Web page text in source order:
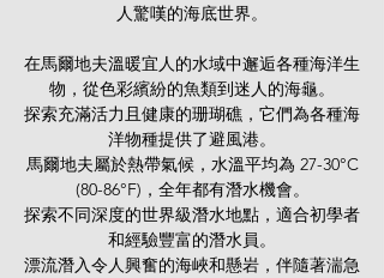
人驚嘆的海底世界。
在馬爾地夫溫暖宜人的水域中邂逅各種海洋生
物，從色彩繽紛的魚類到迷人的海龜。
探索充滿活力且健康的珊瑚礁，它們為各種海
洋物種提供了避風港。
馬爾地夫屬於熱帶氣候，水溫平均為 27-30°C
(80-86°F)，全年都有潛水機會。
探索不同深度的世界級潛水地點，適合初學者
和經驗豐富的潛水員。
漂流潛入令人興奮的海峽和懸岩，伴隨著湍急